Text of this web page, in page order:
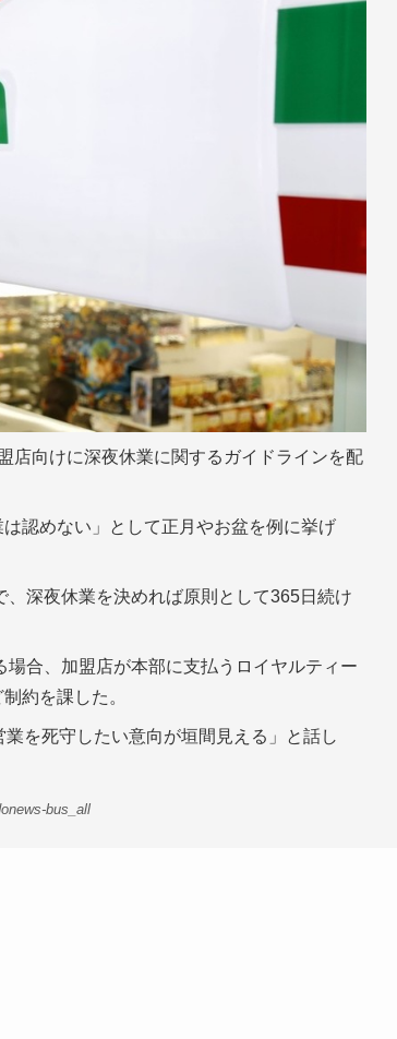
向けに深夜休業に関するガイドラインを配
認めない」として正月やお盆を例に挙げ
深夜休業を決めれば原則として365日続け
合、加盟店が本部に支払うロイヤルティー
約を課した。
を死守したい意向が垣間見える」と話し
bus_all